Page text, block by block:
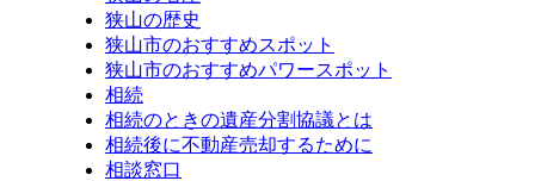
狭山の歴史
狭山市のおすすめスポット
狭山市のおすすめパワースポット
相続
相続のときの遺産分割協議とは
相続後に不動産売却するために
相談窓口